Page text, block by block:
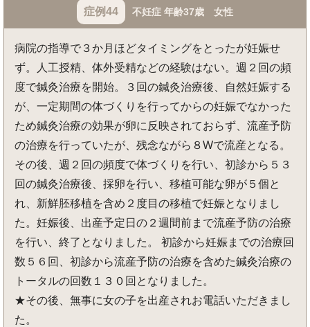
症例44 不妊症 年齢37歳 女性
病院の指導で３か月ほどタイミングをとったが妊娠せ
ず。人工授精、体外受精などの経験はない。週２回の頻
度で鍼灸治療を開始。３回の鍼灸治療後、自然妊娠する
が、一定期間の体づくりを行ってからの妊娠でなかった
ため鍼灸治療の効果が卵に反映されておらず、流産予防
の治療を行っていたが、残念ながら８Wで流産となる。
その後、週２回の頻度で体づくりを行い、初診から５３
回の鍼灸治療後、採卵を行い、移植可能な卵が５個と
れ、新鮮胚移植を含め２度目の移植で妊娠となりまし
た。妊娠後、出産予定日の２週間前まで流産予防の治療
を行い、終了となりました。 初診から妊娠までの治療回
数５６回、初診から流産予防の治療を含めた鍼灸治療の
トータルの回数１３０回となりました。
★その後、無事に女の子を出産されお電話いただきまし
た。